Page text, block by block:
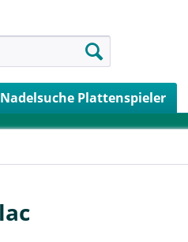
Nadelsuche Plattenspieler